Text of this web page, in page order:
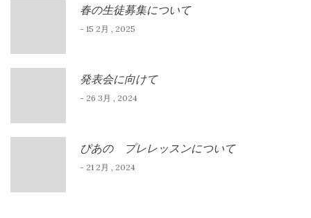
春の生徒募集について
- 15 2月 , 2025
発表会に向けて
- 26 3月 , 2024
ぴあの プレレッスンについて
- 21 2月 , 2024